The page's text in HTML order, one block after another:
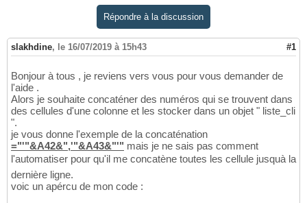
Répondre à la discussion
slakhdine, le 16/07/2019 à 15h43 #1
Bonjour à tous , je reviens vers vous pour vous demander de
l'aide .
Alors je souhaite concaténer des numéros qui se trouvent dans
des cellules d'une colonne et les stocker dans un objet " liste_cli
".
je vous donne l'exemple de la concaténation
="'"&A42&",'"&A43&"'" mais je ne sais pas comment
l'automatiser pour qu'il me concatène toutes les cellule jusquà la
dernière ligne.
voic un apércu de mon code :